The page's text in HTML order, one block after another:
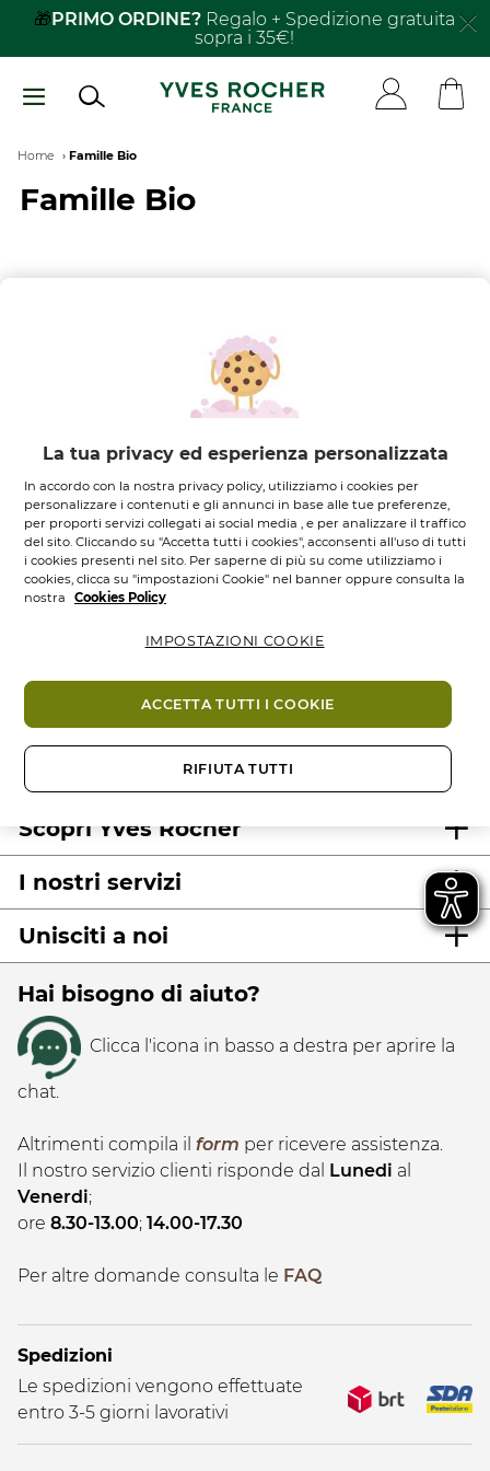
Salta
principale
🎁PRIMO ORDINE? Regalo + Spedizione gratuita
sopra i 35€!
Breadcrumb
Home Famille Bio
Famille Bio
Scopri Yves Rocher
I nostri servizi
Unisciti a noi
Hai bisogno di aiuto?
Clicca l'icona in basso a destra per aprire la
chat.
Altrimenti compila il form per ricevere assistenza.
Il nostro servizio clienti risponde dal Lunedi al
Venerdi;
ore 8.30-13.00; 14.00-17.30
Per altre domande consulta le FAQ
Spedizioni
Le spedizioni vengono effettuate
entro 3-5 giorni lavorativi
La tua privacy ed esperienza personalizzata
In accordo con la nostra privacy policy, utilizziamo i cookies per
personalizzare i contenuti e gli annunci in base alle tue preferenze,
per proporti servizi collegati ai social media , e per analizzare il traffico
del sito. Cliccando su "Accetta tutti i cookies", acconsenti all'uso di tutti
i cookies presenti nel sito. Per saperne di più su come utilizziamo i
cookies, clicca su "impostazioni Cookie" nel banner oppure consulta la
nostra
Cookies Policy
RIFIUTA TUTTI
ACCETTA TUTTI I COOKIE
IMPOSTAZIONI COOKIE